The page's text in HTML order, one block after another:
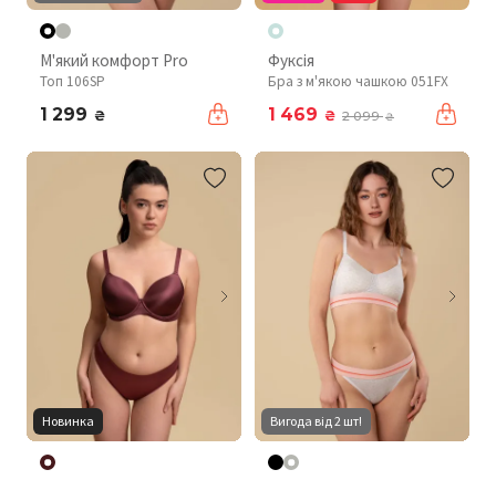
М'який комфорт Pro
Топ 106SP
1 299 ₴
Фуксія
Бра з м'якою чашкою 051FX
1 469 ₴ 2 099₴
Новинка Вигода від 2 шт!